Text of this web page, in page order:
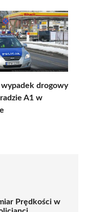
wypadek drogowy
A1 w
Prędkości w